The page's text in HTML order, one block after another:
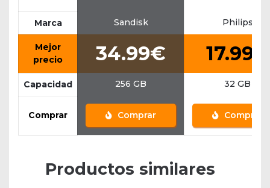
Marca Sandisk Philips
Mejor
precio
34.99€ 17.99€
Capacidad 256 GB 32 GB
Comprar Comprar Comprar
Productos similares